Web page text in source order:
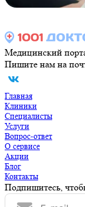
Медицинский
Пишите нам на
Главная
Клиники
Специалисты
Услуги
Вопрос-ответ
О сервисе
Акции
Блог
Контакты
Подпишитесь,